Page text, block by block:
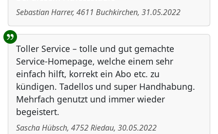
Sebastian Harrer, 4611 Buchkirchen, 31.05.2022
Toller Service – tolle und gut gemachte
Service-Homepage, welche einem sehr
einfach hilft, korrekt ein Abo etc. zu
kündigen. Tadellos und super Handhabung.
Mehrfach genutzt und immer wieder
begeistert.
Sascha Hübsch, 4752Riedau, 30.05.2022